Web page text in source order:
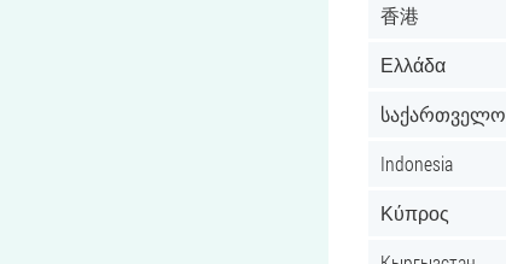
香港
Ελλάδα
საქართველო
Indonesia
Κύπρος